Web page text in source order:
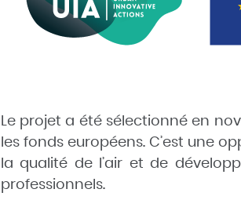
Le projet a été sélectionné en
les fonds européens. C’est une
la qualité de l’air et de
professionnels.